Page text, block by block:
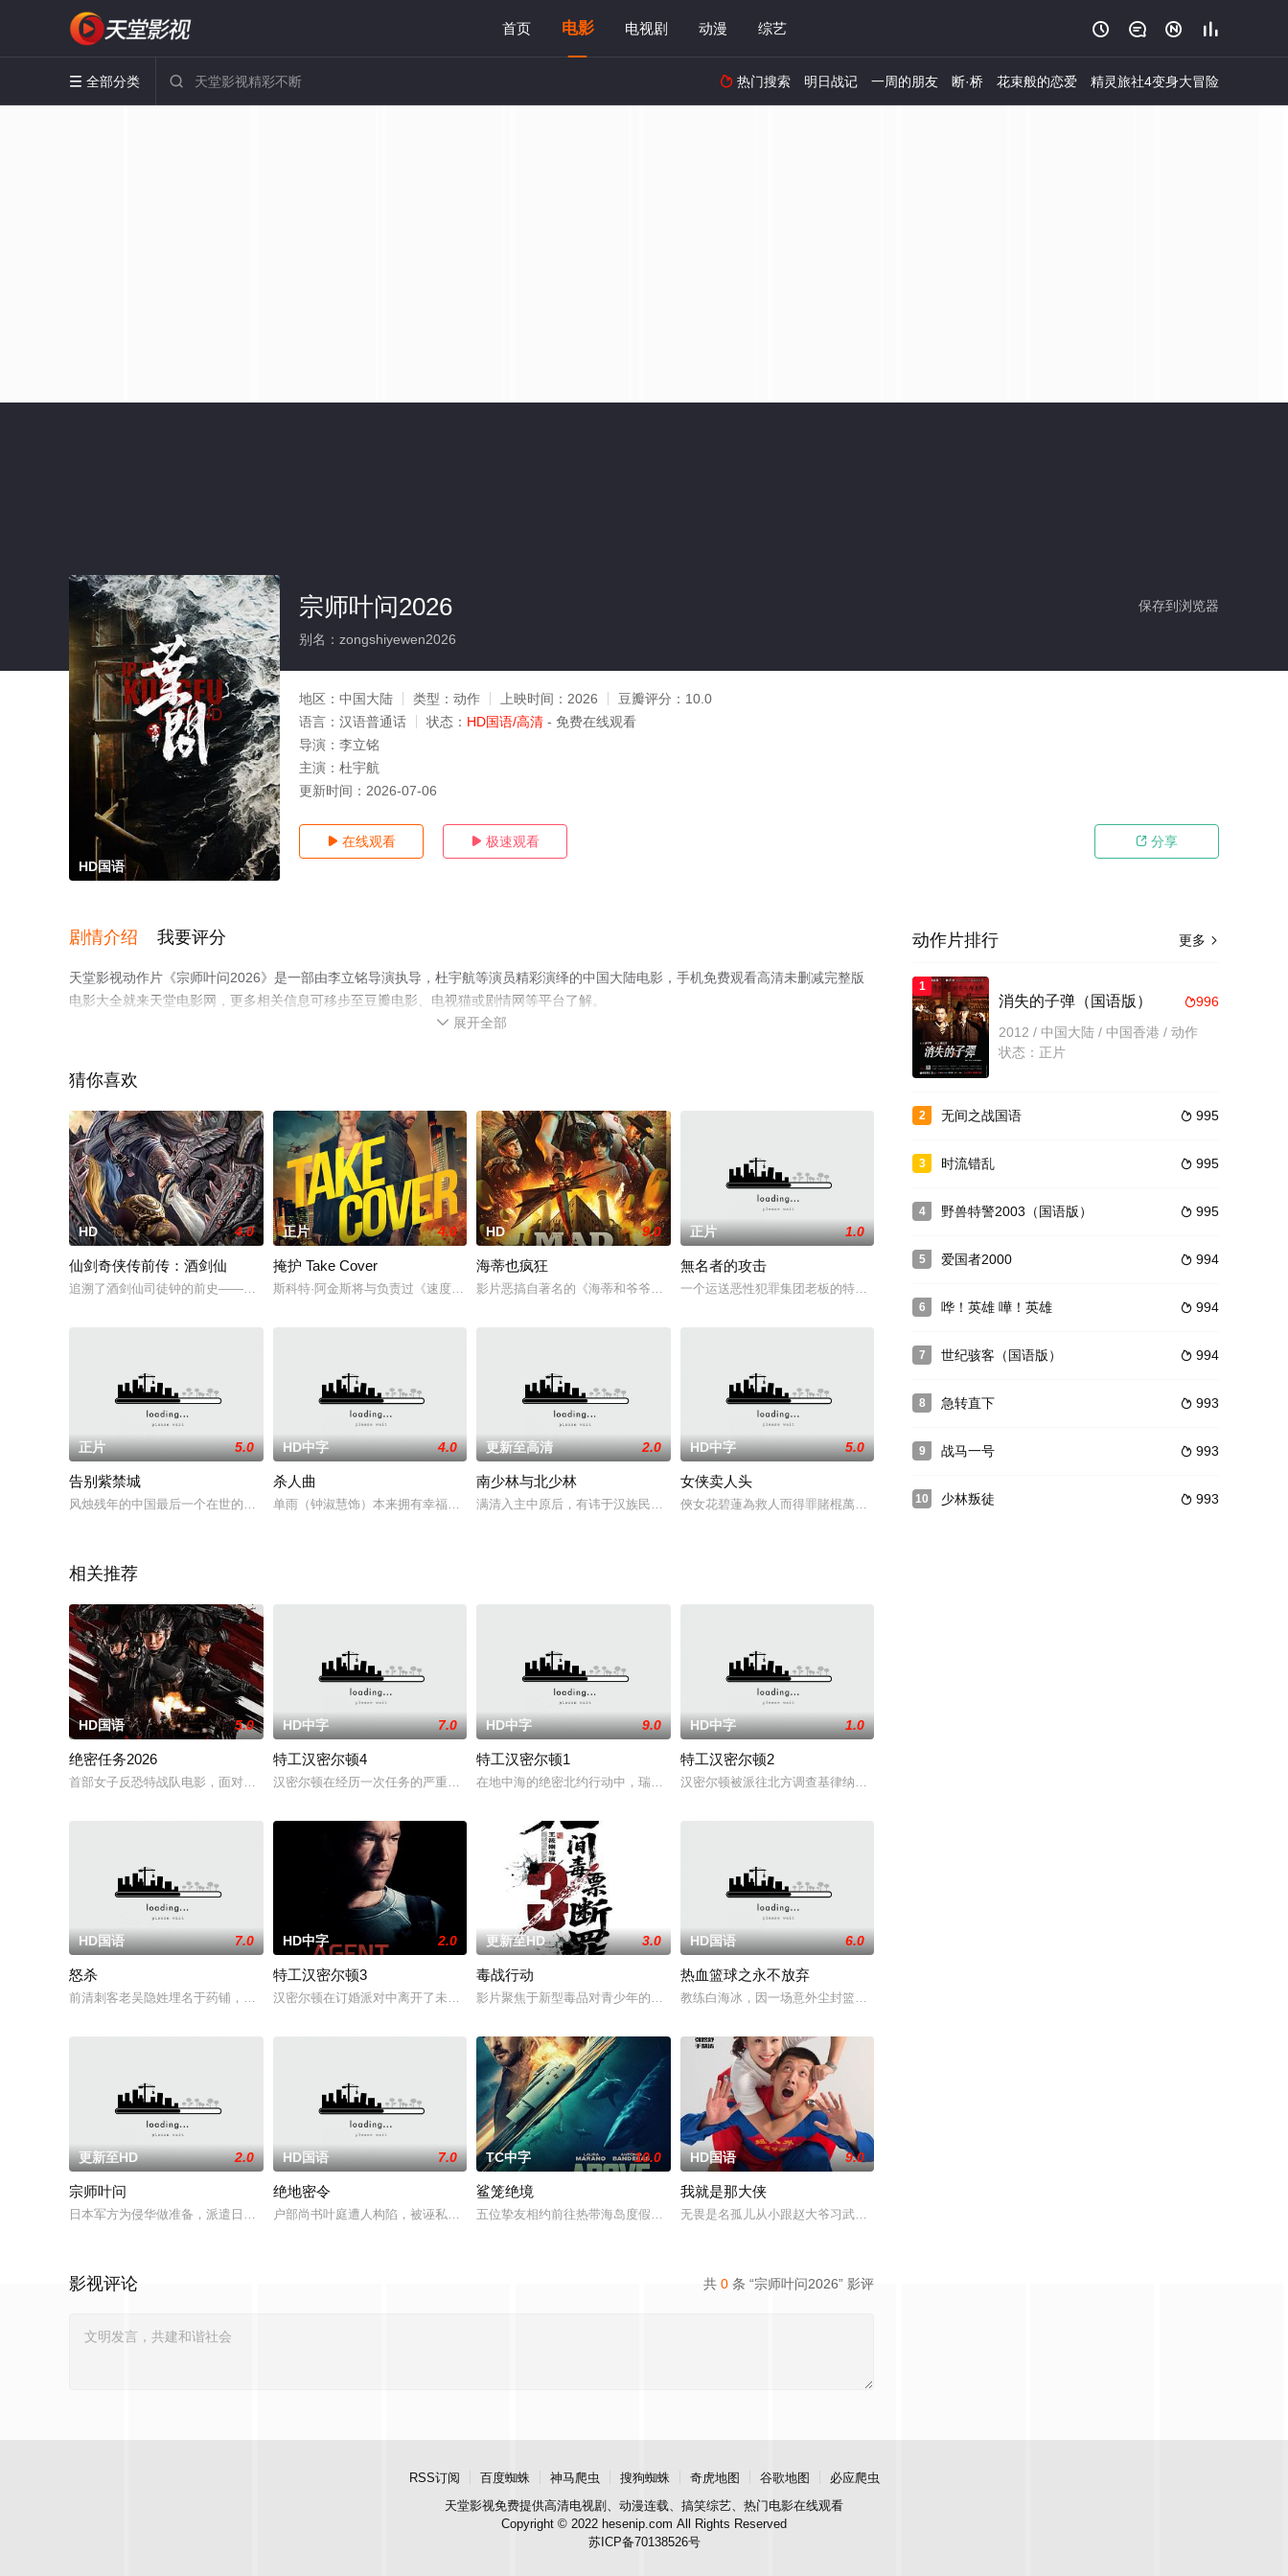
首页 电影 电视剧 动漫 综艺    
 全部分类   热门搜索 明日战记 一周的朋友 断·桥 花束般的恋爱 精灵旅社4变身大冒险
HD国语
保存到浏览器
宗师叶问2026
别名：zongshiyewen2026
地区： 中国大陆 类型： 动作 上映时间： 2026 豆瓣评分： 10.0
语言： 汉语普通话 状态： HD国语/高清 - 免费在线观看
导演： 李立铭
主演： 杜宇航
更新时间： 2026-07-06
 在线观看  极速观看  分享
剧情介绍 我要评分
天堂影视动作片《宗师叶问2026》是一部由李立铭导演执导，杜宇航等演员精彩演绎的中国大陆电影，手机免费观看高清未删减完整版
电影大全就来天堂电影网，更多相关信息可移步至豆瓣电影、电视猫或剧情网等平台了解。
 展开全部
猜你喜欢
HD 4.0
仙剑奇侠传前传：酒剑仙
追溯了酒剑仙司徒钟的前史——锁妖塔崩坏前36年的故事。
正片 4.0
掩护 Take Cover
斯科特·阿金斯将与负责过《速度与激情10》《伦敦黑帮》《安多》等电影特技部门的导演尼克
HD 9.0
海蒂也疯狂
影片恶搞自著名的《海蒂和爷爷》 ，讲述在一个被邪恶的奶酪暴君法西斯统治的反乌托邦的瑞士
正片 1.0
無名者的攻击
一个运送恶性犯罪集团老板的特警队在灾难性的外星人入侵期间被困在县拘留中心。
正片 5.0
告别紫禁城
风烛残年的中国最后一个在世的太监刘来喜（莫少聪 饰）回忆起一生的经历……来喜十一岁净身
HD中字 4.0
杀人曲
单雨（钟淑慧饰）本来拥有幸福家庭，一次暴力仇杀中，她失去一切。为了查出幕后主谋ROCK
更新至高清 2.0
南少林与北少林
满清入主中原后，有讳于汉族民众以武术造反，严禁民间习武。少林本也应列禁例之内，但有鉴于
HD中字 5.0
女侠卖人头
俠女花碧蓮為救人而得罪賭棍萬三句(樊梅生 飾)，萬率眾圍殺碧蓮，幸得駱宏勛(陳亮 飾)
相关推荐
HD国语 5.0
绝密任务2026
首部女子反恐特战队电影，面对恐怖主义恶势力，“最飒女子反恐特战队”临危受命，精英队长陈
HD中字 7.0
特工汉密尔顿4
汉密尔顿在经历一次任务的严重后果后，陷入了自我毁灭的状态。然而，他被说服去执行他最擅长
HD中字 9.0
特工汉密尔顿1
在地中海的绝密北约行动中，瑞典攻击潜水员遇害。汉密尔顿，受害者的老友，前往法国土伦军事
HD中字 1.0
特工汉密尔顿2
汉密尔顿被派往北方调查基律纳太空项目的间谍行为，同时发现有人从瑞典窃取秘密武器材料。他
HD国语 7.0
怒杀
前清刺客老吴隐姓埋名于药铺，却为守护单亲母女小茜和依依，被迫出手击杀黑帮一伙而暴露身份
HD中字 2.0
特工汉密尔顿3
汉密尔顿在订婚派对中离开了未婚妻，但他内心仍然渴望过正常生活。一名科学家被绑架，重要信
更新至HD 3.0
毒战行动
影片聚焦于新型毒品对青少年的危害，对社会秩序的破坏为主题，旨在通过电影让观众意识到毒品
HD国语 6.0
热血篮球之永不放弃
教练白海冰，因一场意外尘封篮球梦。为完成病危师兄的嘱托，他接手一支被嘲为“无胜利队”的
更新至HD 2.0
宗师叶问
日本军方为侵华做准备，派遣日本商会进驻广州，一面贿赂军阀，收集情报，成立杀手组织暗杀反
HD国语 7.0
绝地密令
户部尚书叶庭遭人构陷，被诬私贪国库银两，身陷囹圄在即，叶庭急召其子叶护相见。叶护心知父
TC中字 10.0
鲨笼绝境
五位挚友相约前往热带海岛度假，计划在碧蓝海域中体验刺激的鲨鱼笼潜水，同时享受奢靡的派对
HD国语 9.0
我就是那大侠
无畏是名孤儿从小跟赵大爷习武收废品，做事一根筋的他总被误解。在经历一次重大事件后，被迫
共 0 条 “宗师叶问2026” 影评
影视评论
更多 
动作片排行
1
996
消失的子弹（国语版）
2012 / 中国大陆 / 中国香港 / 动作
状态：正片
2  995
无间之战国语
3  995
时流错乱
4  995
野兽特警2003（国语版）
5  994
爱国者2000
6  994
哗！英雄 嘩！英雄
7  994
世纪骇客（国语版）
8  993
急转直下
9  993
战马一号
10  993
少林叛徒
RSS订阅 百度蜘蛛 神马爬虫 搜狗蜘蛛 奇虎地图 谷歌地图
必应爬虫
天堂影视免费提供高清电视剧、动漫连载、搞笑综艺、热门电影在线观看
Copyright © 2022 hesenip.com All Rights Reserved
苏ICP备70138526号